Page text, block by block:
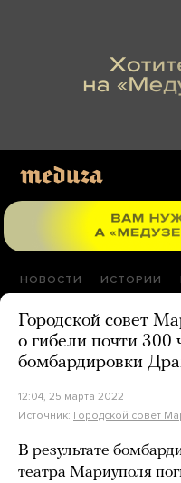
НОВОСТИ ИСТОРИИ
Городской совет
о гибели почти 300
бомбардировки
12:04, 25 марта 2022
Источник: Городской совет
В результате
театра Мариуполя